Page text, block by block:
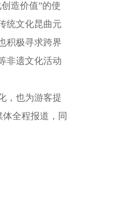
造价值”的使
统文化昆曲元
积极寻求跨界
非遗文化活动
，也为游客提
全程报道，同